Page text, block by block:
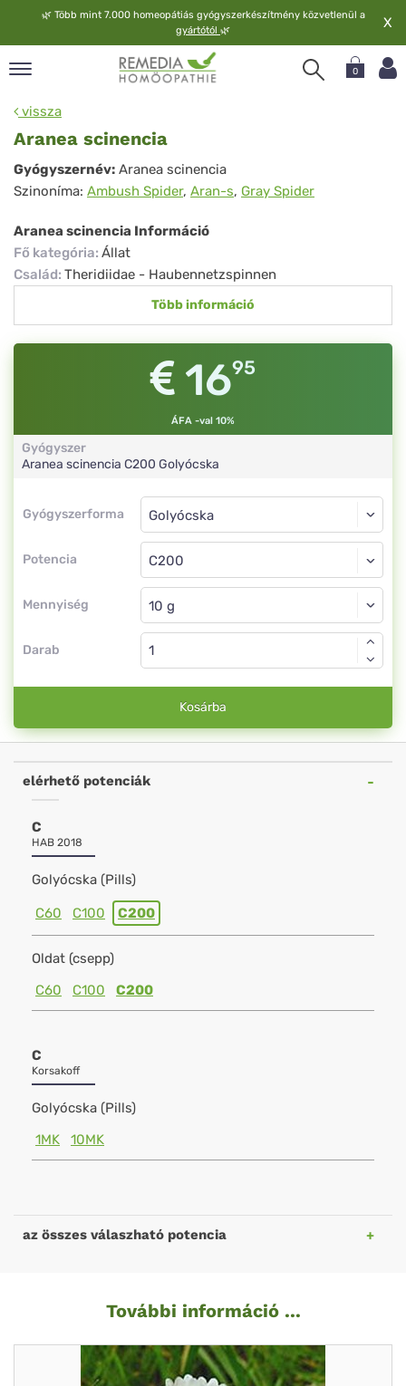
🌿 Több mint 7.000 homeopátiás gyógyszerkészítmény közvetlenül a
gyártótól 🌿 X
0
vissza
Aranea scinencia
Aranea
scinencia
Gyógyszernév: Aranea scinencia
Szinoníma: Ambush Spider, Aran-s, Gray Spider
Aranea scinencia Információ
Fő kategória: Állat
Család: Theridiidae - Haubennetzspinnen
Több információ
1695
ÁFA -val 10%
Gyógyszer
Aranea scinencia C200 Golyócska
Gyógyszerforma
Gyógyszerforma
Potencia
Golyócska
C200
Mennyiség
Golyócska
Darab
Kosárba
elérhető potenciák
C
HAB 2018
Golyócska (Pills)
C60 C100 C200
Oldat (csepp)
C60
C100 C200
C
Korsakoff
Golyócska (Pills)
1MK
10MK
az összes válaszható potencia
További információ ...